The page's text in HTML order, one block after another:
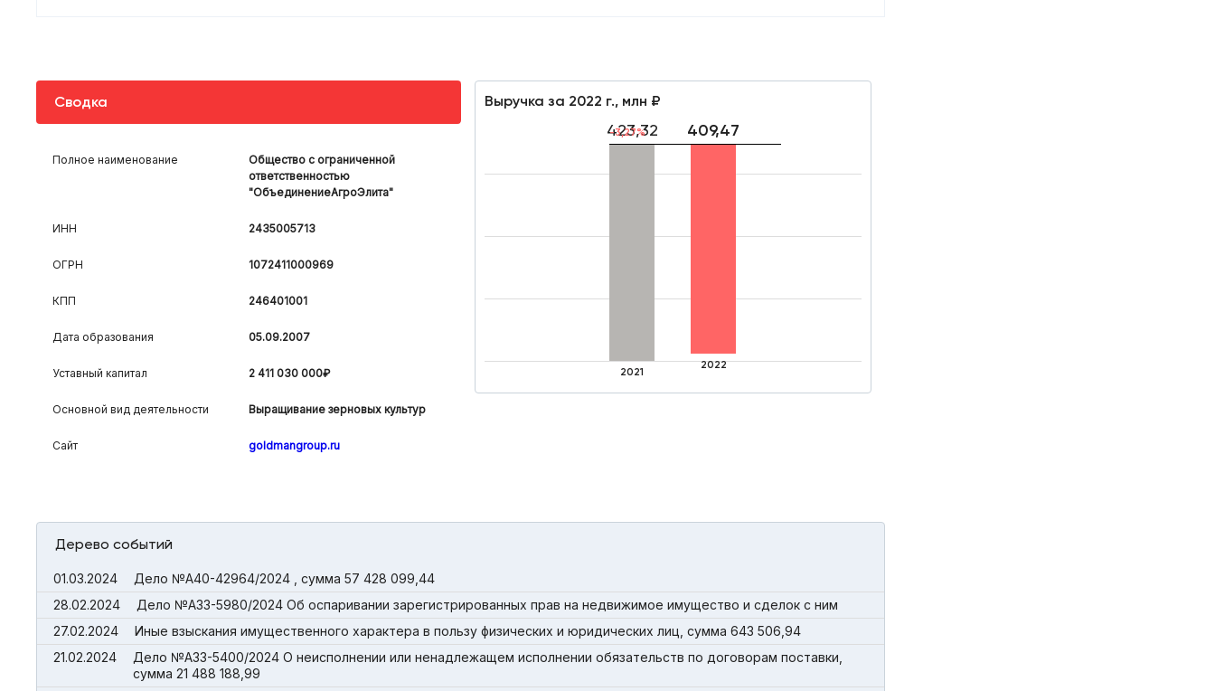
Сводка
Полное наименование
Общество с ограниченной
ответственностью
"ОбъединениеАгроЭлита"
ИНН 2435005713
ОГРН 1072411000969
КПП 246401001
Дата образования 05.09.2007
Уставный капитал 2 411 030 000₽
Основной вид деятельности Выращивание зерновых культур
Сайт goldmangroup.ru
Выручка за 2022 г., млн ₽
423,32
2021
409,47
-3,27%
2022
Дерево событий
01.03.2024
Дело №А40-42964/2024 , сумма 57 428 099,44
28.02.2024
Дело №А33-5980/2024 Об оспаривании зарегистрированных прав на недвижимое имущество и сделок с ним
27.02.2024
Иные взыскания имущественного характера в пользу физических и юридических лиц, сумма 643 506,94
21.02.2024
Дело №А33-5400/2024 О неисполнении или ненадлежащем исполнении обязательств по договорам поставки,
сумма 21 488 188,99